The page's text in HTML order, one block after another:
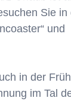
Sie in
und
in der
im Tal